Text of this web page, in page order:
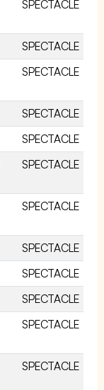
SPECTACLE
SPECTACLE
SPECTACLE
SPECTACLE
SPECTACLE
SPECTACLE
SPECTACLE
SPECTACLE
SPECTACLE
SPECTACLE
SPECTACLE
SPECTACLE